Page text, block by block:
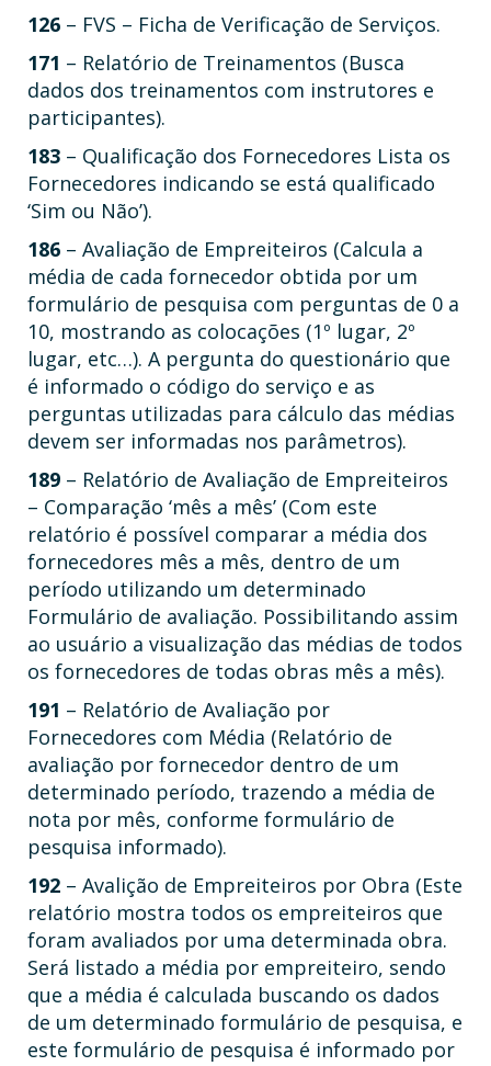
126 – FVS – Ficha de Verificação de Serviços.
171 – Relatório de Treinamentos (Busca
dados dos treinamentos com instrutores e
participantes).
183 – Qualificação dos Fornecedores Lista os
Fornecedores indicando se está qualificado
‘Sim ou Não’).
186 – Avaliação de Empreiteiros (Calcula a
média de cada fornecedor obtida por um
formulário de pesquisa com perguntas de 0 a
10, mostrando as colocações (1º lugar, 2º
lugar, etc…). A pergunta do questionário que
é informado o código do serviço e as
perguntas utilizadas para cálculo das médias
devem ser informadas nos parâmetros).
189 – Relatório de Avaliação de Empreiteiros
– Comparação ‘mês a mês’ (Com este
relatório é possível comparar a média dos
fornecedores mês a mês, dentro de um
período utilizando um determinado
Formulário de avaliação. Possibilitando assim
ao usuário a visualização das médias de todos
os fornecedores de todas obras mês a mês).
191 – Relatório de Avaliação por
Fornecedores com Média (Relatório de
avaliação por fornecedor dentro de um
determinado período, trazendo a média de
nota por mês, conforme formulário de
pesquisa informado).
192 – Avalição de Empreiteiros por Obra (Este
relatório mostra todos os empreiteiros que
foram avaliados por uma determinada obra.
Será listado a média por empreiteiro, sendo
que a média é calculada buscando os dados
de um determinado formulário de pesquisa, e
este formulário de pesquisa é informado por